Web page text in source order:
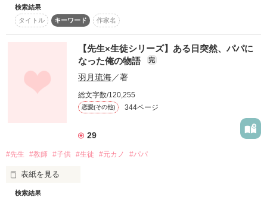
誤字、脱字などあれば気軽にお知らせください(´・ω・`)
作品を読む
明日もあさっても、一緒にいられますように
どうして俺は君の事ばかり
考えているのだろう-------------------。
*４月２３日　完結しました*
作品を読む
マウンドに立つキミの姿は
本当にキラキラと輝いて見えたんだよ
目に焼きついて離れない
教室で見せる顔とは別人の顔
検索結果
タイトル
キーワード 作家名
【先生×生徒シリーズ】ある日突然、パパに
なった俺の物語
完
羽月琉海／著
総文字数/120,255
恋愛(その他) 344ページ
29
#先生 #教師 #子供 #生徒 #元カノ #パパ
表紙を見る
検索結果